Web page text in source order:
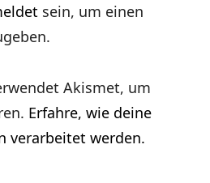
sein, um einen
Akismet, um
Erfahre, wie deine
verarbeitet werden.